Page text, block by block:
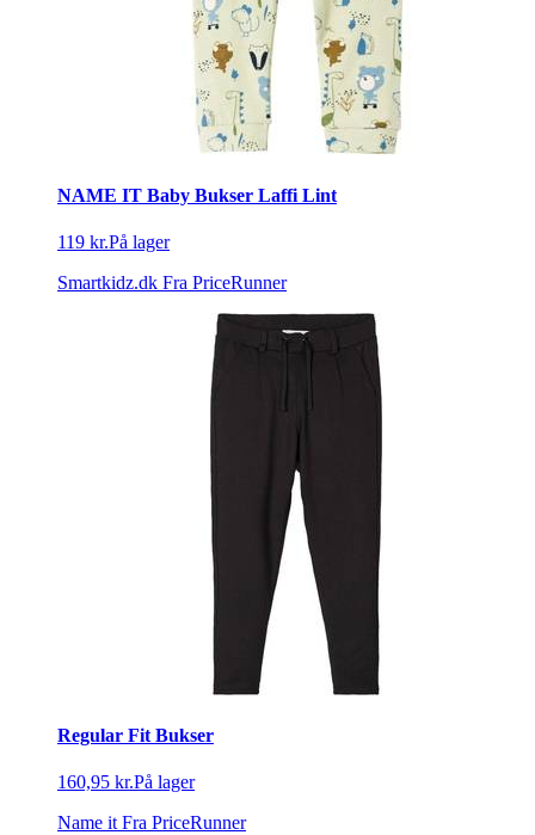
NAME IT Baby Bukser Laffi Lint
119 kr.På lager
Smartkidz.dk Fra PriceRunner
Regular Fit Bukser
160,95 kr.På lager
Name it Fra PriceRunner